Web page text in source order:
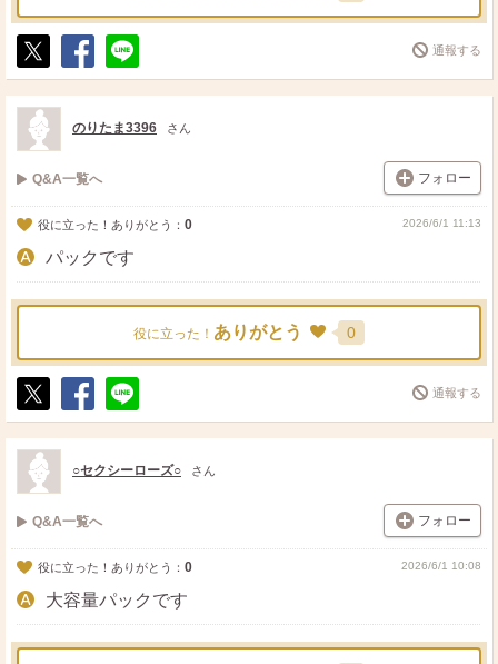
ポ
ス
ト
シ
ェ
送
る
通報する
のりたま3396 さん
Q&A一覧へ フォロー
役に立った！ありがとう： 0 2026/6/1 11:13
パックです
役に立った！ ありがとう 0
ポ
ス
ト
シ
ェ
送
る
通報する
○セクシーローズ○ さん
Q&A一覧へ フォロー
役に立った！ありがとう： 0 2026/6/1 10:08
大容量パックです